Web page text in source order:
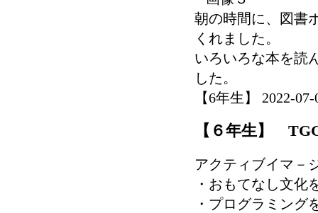
朝の時間に、図書
くれました。
いろいろな本を読
した。
【6年生】 2022-
【６年生】
アクティブイマ－
・おもてなし文化
・プログラミング